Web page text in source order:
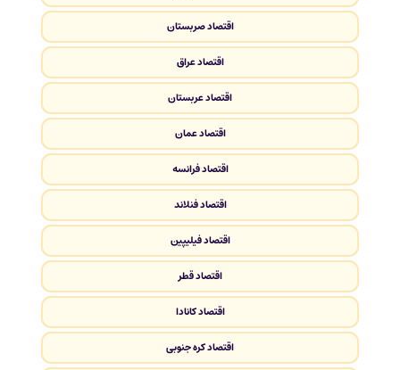
اقتصاد صربستان
اقتصاد عراق
اقتصاد عربستان
اقتصاد عمان
اقتصاد فرانسه
اقتصاد فنلاند
اقتصاد فیلیپین
اقتصاد قطر
اقتصاد کانادا
اقتصاد کره جنوبی